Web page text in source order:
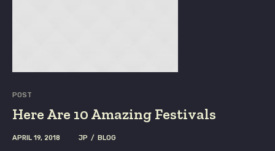
POST
Here Are 10 Amazing Festivals
APRIL 19, 2018 JP BLOG